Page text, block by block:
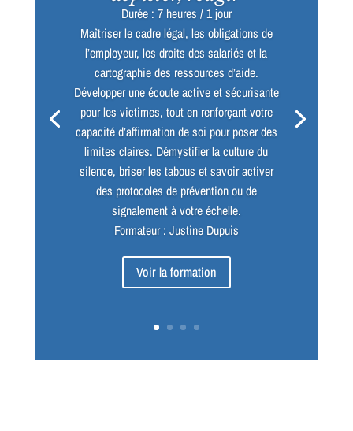
Durée : 7 heures / 1 jour
Maîtriser le cadre légal, les obligations de
l’employeur, les droits des salariés et la
cartographie des ressources d’aide.
Développer une écoute active et sécurisante
pour les victimes, tout en renforçant votre
capacité d’affirmation de soi pour poser des
limites claires. Démystifier la culture du
silence, briser les tabous et savoir activer
des protocoles de prévention ou de
signalement à votre échelle.
Formateur : Justine Dupuis
Voir la formation